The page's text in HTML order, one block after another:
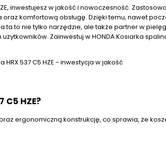
inwestujesz w jakość i nowoczesność.
komfortową obsługę. Dzięki temu, nawet
to nie tylko narzędzie, ale także partner w
Zainwestuj w HONDA Kosiarka
C5 HZE?
ergonomiczną konstrukcję, co sprawia, że